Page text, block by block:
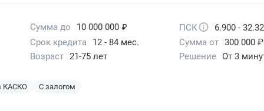
Сумма до 10 000 000 ₽ ПСК
6.900 -
Срок кредита
12 - 84 мес. Сумма от 300 000 ₽
Возраст 21-75 лет Решение От 3
КАСКО С залогом